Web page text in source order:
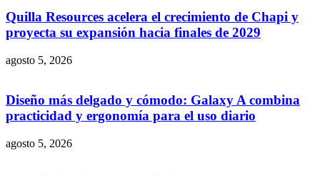
Quilla Resources acelera el crecimiento de Chapi y
proyecta su expansión hacia finales de 2029
agosto 5, 2026
Diseño más delgado y cómodo: Galaxy A combina
practicidad y ergonomía para el uso diario
agosto 5, 2026